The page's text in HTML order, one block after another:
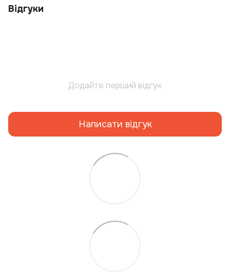
Відгуки
Додайте перший відгук
Написати відгук